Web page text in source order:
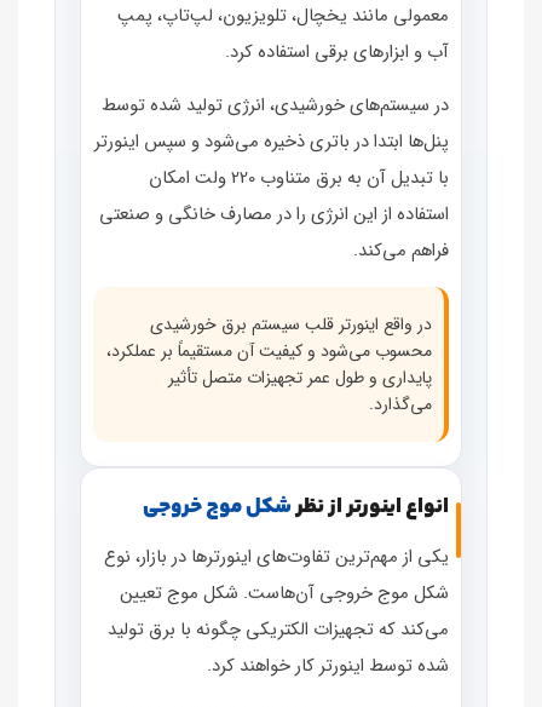
معمولی مانند یخچال، تلویزیون، لپ‌تاپ، پمپ
آب و ابزارهای برقی استفاده کرد.
در سیستم‌های خورشیدی، انرژی تولید شده توسط
پنل‌ها ابتدا در باتری ذخیره می‌شود و سپس اینورتر
با تبدیل آن به برق متناوب 220 ولت امکان
استفاده از این انرژی را در مصارف خانگی و صنعتی
فراهم می‌کند.
در واقع اینورتر قلب سیستم برق خورشیدی
محسوب می‌شود و کیفیت آن مستقیماً بر عملکرد،
پایداری و طول عمر تجهیزات متصل تأثیر
می‌گذارد.
انواع اینورتر از نظرشکل موج خروجی
یکی از مهم‌ترین تفاوت‌های اینورترها در بازار، نوع
شکل موج خروجی آن‌هاست. شکل موج تعیین
می‌کند که تجهیزات الکتریکی چگونه با برق تولید
شده توسط اینورتر کار خواهند کرد.